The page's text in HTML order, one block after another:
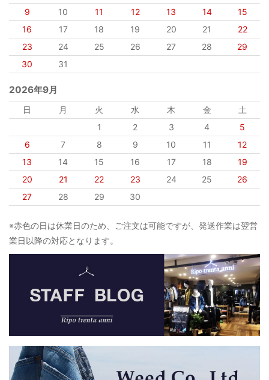
9
10 11 12 13 14
15
16
17 18 19 20 21
22
23
24 25 26 27 28
29
30
31
2026年9月
日 月 火 水 木 金
土
1
2 3 4
5
6
7 8 9 10 11
12
13
14 15 16 17 18
19
20
21 22 23 24 25
26
27
28 29 30
※赤色の日は休業日のため、ご注文は可能ですが、発送作業は翌営
業日以降の対応となります。